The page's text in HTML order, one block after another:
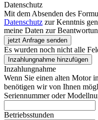
Datenschutz
Mit dem Absenden des
Datenschutz zur Kenntnis
meine Daten zur
jetzt Anfrage senden
Es wurden noch nicht alle
Inzahlungnahme hinzufügen
Inzahlungnahme
Wenn Sie einen alten Motor
benötigen wir von Ihnen
Seriennummer oder
Betriebsstunden